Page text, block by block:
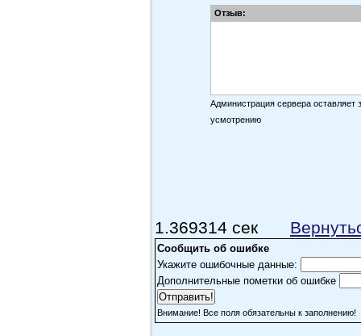
Отзыв:
Администрация сервера оставляет
усмотрению
1.369314 сек
Сообщить об ошибке
Укажите ошибочные данные:
Дополнительные пометки об ошибке
Внимание! Все поля обязательны к заполнению!